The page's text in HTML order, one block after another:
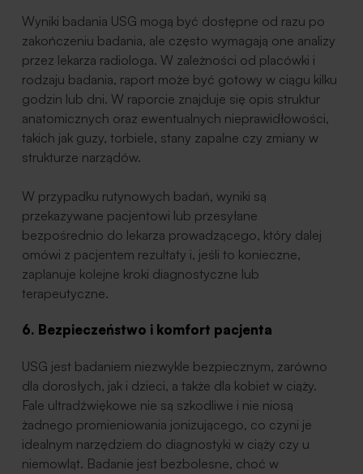
Wyniki badania USG mogą być dostępne od razu po
zakończeniu badania, ale często wymagają one analizy
przez lekarza radiologa. W zależności od placówki i
rodzaju badania, raport może być gotowy w ciągu kilku
godzin lub dni. W raporcie znajduje się opis struktur
anatomicznych oraz ewentualnych nieprawidłowości,
takich jak guzy, torbiele, stany zapalne czy zmiany w
strukturze narządów.
W przypadku rutynowych badań, wyniki są
przekazywane pacjentowi lub przesyłane
bezpośrednio do lekarza prowadzącego, który dalej
omówi z pacjentem rezultaty i, jeśli to konieczne,
zaplanuje kolejne kroki diagnostyczne lub
terapeutyczne.
6. Bezpieczeństwo i komfort pacjenta
USG jest badaniem niezwykle bezpiecznym, zarówno
dla dorosłych, jak i dzieci, a także dla kobiet w ciąży.
Fale ultradźwiękowe nie są szkodliwe i nie niosą
żadnego promieniowania jonizującego, co czyni je
idealnym narzędziem do diagnostyki w ciąży czy u
niemowląt. Badanie jest bezbolesne, choć w